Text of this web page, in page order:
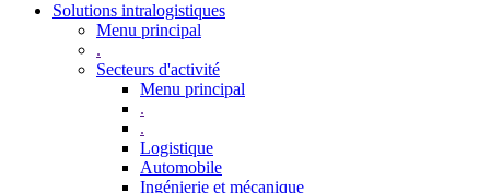
Solutions intralogistiques
Menu principal
.
Secteurs d'activité
Menu principal
.
.
Logistique
Automobile
Ingénierie et mécanique